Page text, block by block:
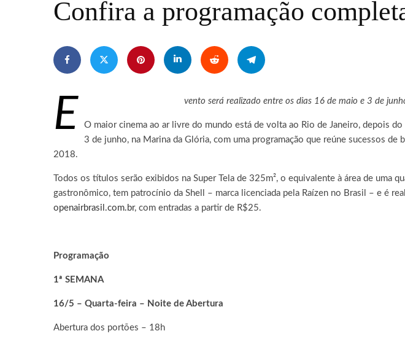
Confira a programação
E vento será realizado entre os dias 16 de maio e 3 de
O maior cinema ao ar livre do mundo está de volta ao Rio de Janeiro, depois
3 de junho, na Marina da Glória, com uma programação que reúne sucessos
2018.
Todos os títulos serão exibidos na Super Tela de 325m², o equivalente à área de
gastronômico, tem patrocínio da Shell – marca licenciada pela Raízen no Brasil – e é
openairbrasil.com.br, com entradas a partir de R$25.
Programação
1ª SEMANA
16/5 – Quarta-feira – Noite de Abertura
Abertura dos portões – 18h